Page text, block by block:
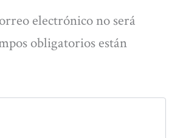
electrónico no será
obligatorios están